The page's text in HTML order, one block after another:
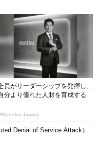
員がリーダーシップを発揮し、
分より優れた人財を育成する
Japan)
Denial of Service Attack）